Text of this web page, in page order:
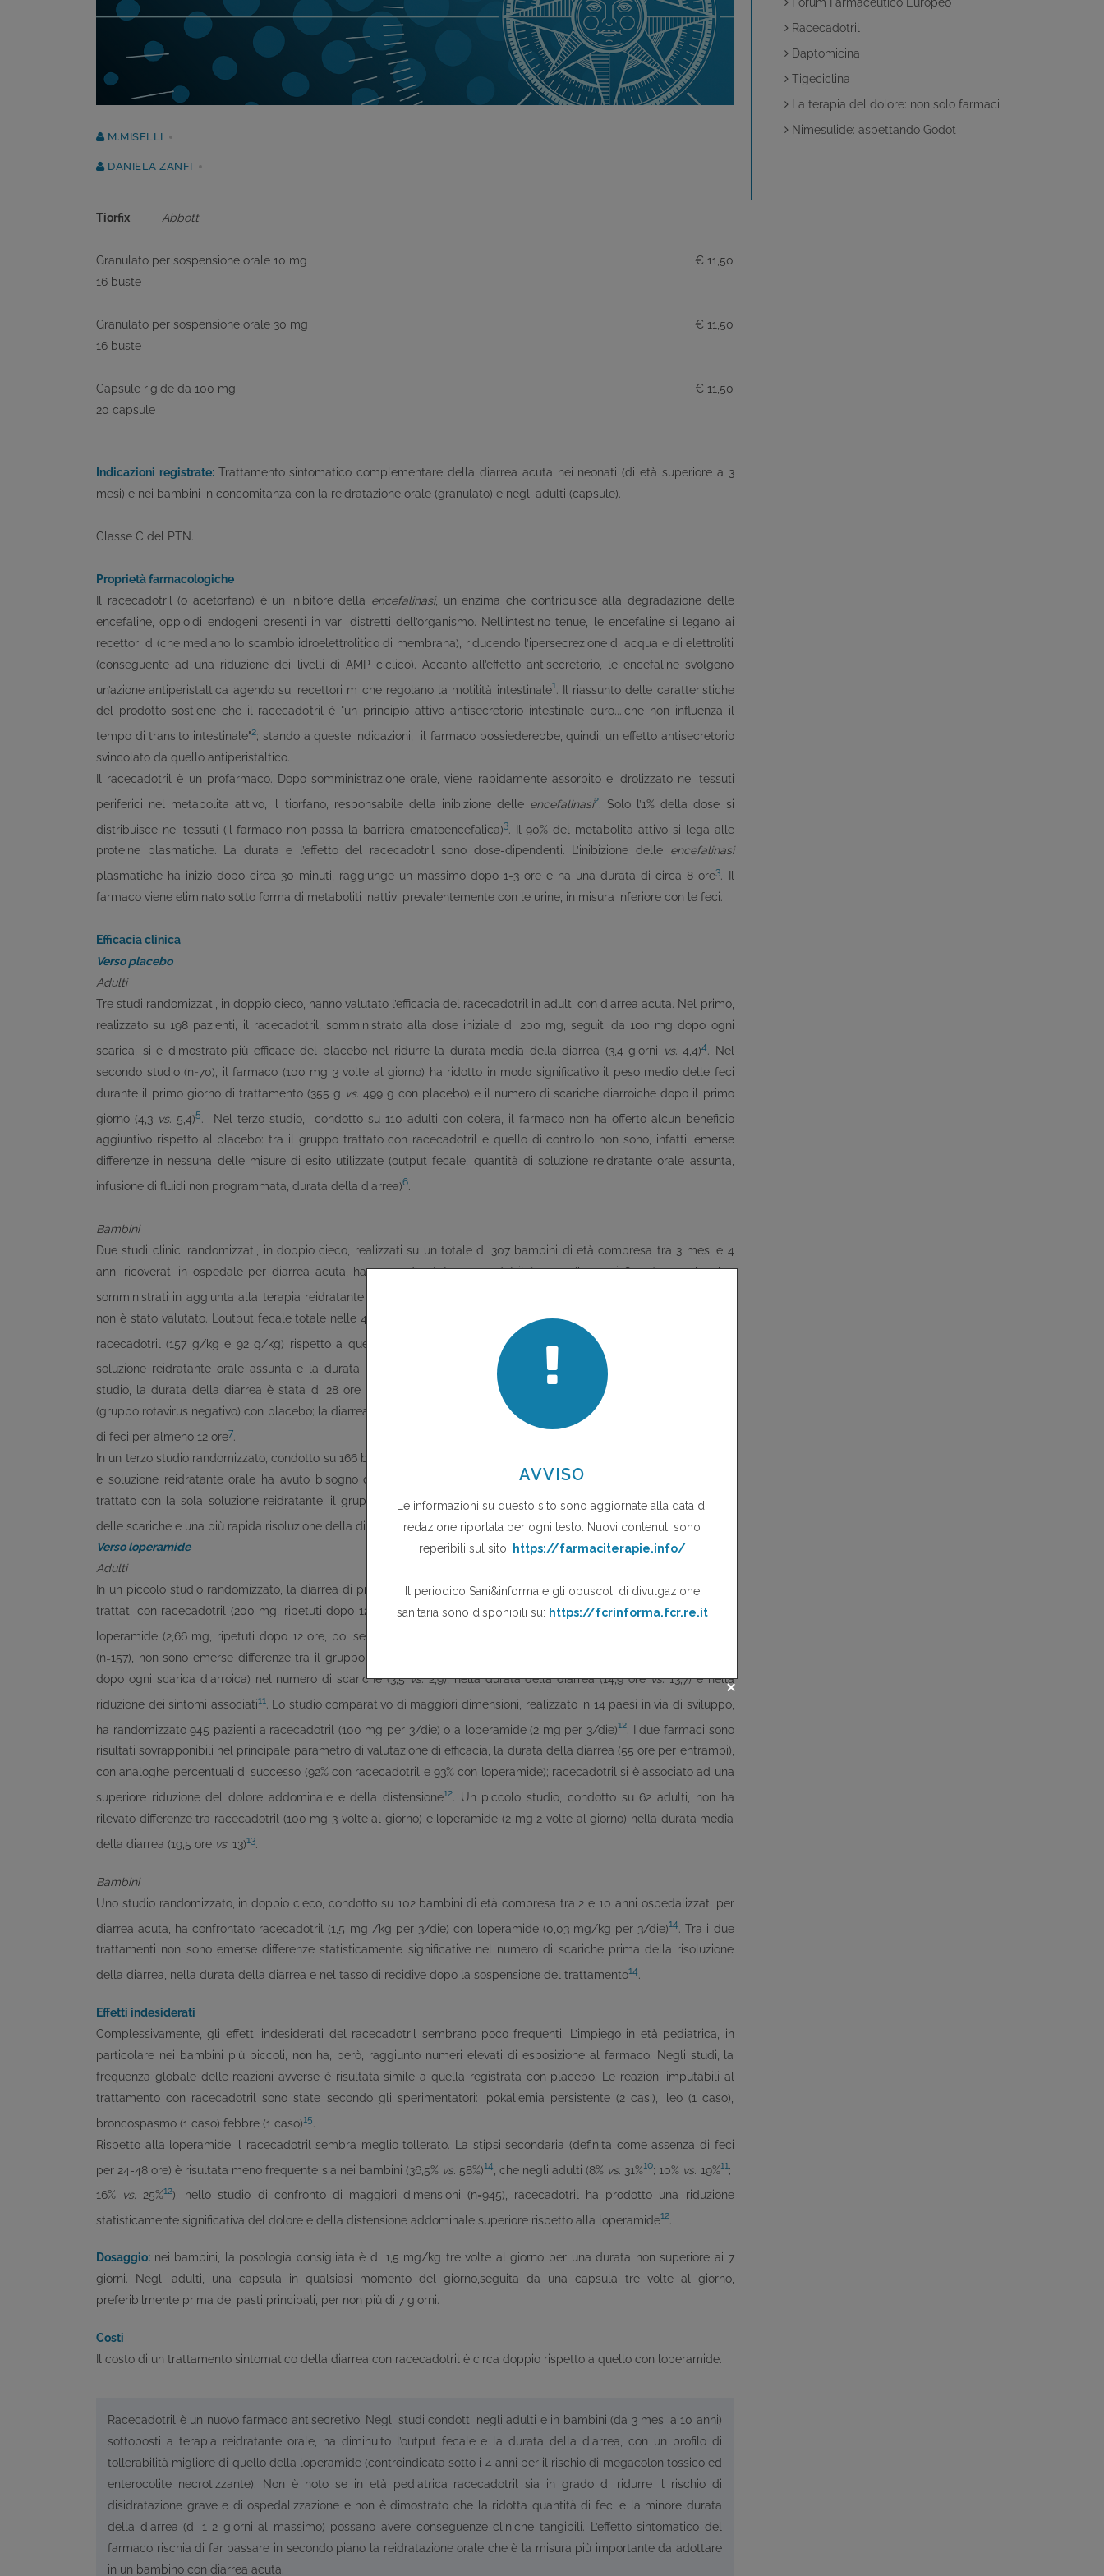
M.MISELLI
DANIELA ZANFI
Tiorfix Abbott
Granulato per sospensione orale 10 mg
16 buste
Granulato per sospensione orale 30 mg
16 buste
Capsule rigide da 100 mg
20 capsule
€ 11,50
€ 11,50
€ 11,50
Indicazioni registrate: Trattamento sintomatico complementare della diarrea acuta nei neonati (di età superiore a 3
mesi) e nei bambini in concomitanza con la reidratazione orale (granulato) e negli adulti (capsule).
Classe C del PTN.
Proprietà farmacologiche
Il racecadotril (o acetorfano) è un inibitore della encefalinasi, un enzima che contribuisce alla degradazione delle
encefaline, oppioidi endogeni presenti in vari distretti dell’organismo. Nell’intestino tenue, le encefaline si legano ai
recettori d (che mediano lo scambio idroelettrolitico di membrana), riducendo l’ipersecrezione di acqua e di elettroliti
(conseguente ad una riduzione dei livelli di AMP ciclico). Accanto all’effetto antisecretorio, le encefaline svolgono
un’azione antiperistaltica agendo sui recettori m che regolano la motilità intestinale1. Il riassunto delle caratteristiche
del prodotto sostiene che il racecadotril è "un principio attivo antisecretorio intestinale puro....che non influenza il
tempo di transito intestinale"2; stando a queste indicazioni, il farmaco possiederebbe, quindi, un effetto antisecretorio
svincolato da quello antiperistaltico.
Il racecadotril è un profarmaco. Dopo somministrazione orale, viene rapidamente assorbito e idrolizzato nei tessuti
periferici nel metabolita attivo, il tiorfano, responsabile della inibizione delle encefalinasi2. Solo l’1% della dose si
distribuisce nei tessuti (il farmaco non passa la barriera ematoencefalica)3. Il 90% del metabolita attivo si lega alle
proteine plasmatiche. La durata e l’effetto del racecadotril sono dose-dipendenti. L’inibizione delle encefalinasi
plasmatiche ha inizio dopo circa 30 minuti, raggiunge un massimo dopo 1-3 ore e ha una durata di circa 8 ore3. Il
farmaco viene eliminato sotto forma di metaboliti inattivi prevalentemente con le urine, in misura inferiore con le feci.
Efficacia clinica
Verso placebo
Adulti
Tre studi randomizzati, in doppio cieco, hanno valutato l’efficacia del racecadotril in adulti con diarrea acuta. Nel primo,
realizzato su 198 pazienti, il racecadotril, somministrato alla dose iniziale di 200 mg, seguiti da 100 mg dopo ogni
scarica, si è dimostrato più efficace del placebo nel ridurre la durata media della diarrea (3,4 giorni
vs. 4,4)4. Nel
secondo studio (n=70), il farmaco (100 mg 3 volte al giorno) ha ridotto in modo significativo il peso medio delle feci
durante il primo giorno di trattamento (355 g vs. 499 g con placebo) e il numero di scariche diarroiche dopo il primo
giorno (4,3 vs. 5,4)5. Nel terzo studio, condotto su 110 adulti con colera, il farmaco non ha offerto alcun beneficio
aggiuntivo rispetto al placebo: tra il gruppo trattato con racecadotril e quello di controllo non sono, infatti, emerse
differenze in nessuna delle misure di esito utilizzate (output fecale, quantità di soluzione reidratante orale assunta,
infusione di fluidi non programmata, durata della diarrea)6.
Bambini
Due studi clinici randomizzati, in doppio cieco, realizzati su un totale di 307 bambini di età compresa tra 3 mesi e 4
anni ricoverati in ospedale per diarrea acuta, hanno confrontato racecadotril (1,5 mg/kg ogni 8 ore) con placebo,
somministrati in aggiunta alla terapia reidratante orale
non è stato valutato. L’output fecale totale nelle 48 ore è risultato significativamente inferiore nel gruppo trattato con
racecadotril (157 g/kg e 92 g/kg) rispetto a quello trattato con placebo (331 g/kg e 170 g/kg)
soluzione reidratante orale assunta e la durata media della diarrea sono risultate anch’esse inferiori
studio, la durata della diarrea è stata di 28 ore con racecadotril contro 72 ore (gruppo rotavirus positivo) e 52 ore
(gruppo rotavirus negativo) con placebo; la diarrea veniva giudicata risolta dopo 2 scariche di feci normali o in assenza
di feci per almeno 12 ore7.
In un terzo studio randomizzato, condotto su 166 bambini dai 3 mesi ai 3 anni di età, il gruppo trattato con racecadotril
e soluzione reidratante orale ha avuto bisogno di un minor numero di visite mediche in 7 giorni rispetto a quello
trattato con la sola soluzione reidratante; il gruppo racecadotril si è associato anche ad una riduzione significativa
delle scariche e una più rapida risoluzione della diarrea, senza differenza nell’aumento di peso al giorno 7 .
Verso loperamide
Adulti
In un piccolo studio randomizzato, la diarrea di presunta origine infettiva è terminata dopo circa 2 giorni nei 37 adulti
trattati con racecadotril (200 mg, ripetuti dopo 12 ore, poi seguiti da 300 mg sino a risoluzione) e nei 32 trattati con
loperamide (2,66 mg, ripetuti dopo 12 ore, poi seguiti da 4 mg sino a risoluzione)
(n=157), non sono emerse differenze tra il gruppo racecadotril (100 mg 3 volte al giorno) e quello loperamide (2 mg
dopo ogni scarica diarroica) nel numero di scariche (3,5vs.2,9), nella durata della diarrea (14,9 orevs.13,7) e nella
riduzione dei sintomi associati11. Lo studio comparativo di maggiori dimensioni, realizzato in 14 paesi in via di sviluppo,
ha randomizzato 945 pazienti a racecadotril (100 mg per 3/die) o a loperamide (2 mg per 3/die)12. I due farmaci sono
risultati sovrapponibili nel principale parametro di valutazione di efficacia, la durata della diarrea (55 ore per entrambi),
con analoghe percentuali di successo (92% con racecadotril e 93% con loperamide); racecadotril si è associato ad una
superiore riduzione del dolore addominale e della distensione12. Un piccolo studio, condotto su 62 adulti, non ha
rilevato differenze tra racecadotril (100 mg 3 volte al giorno) e loperamide (2 mg 2 volte al giorno) nella durata media
della diarrea (19,5 ore vs. 13)13.
Bambini
Uno studio randomizzato, in doppio cieco, condotto su 102 bambini di età compresa tra 2 e 10 anni ospedalizzati per
diarrea acuta, ha confrontato racecadotril (1,5 mg /kg per 3/die) con loperamide (0,03 mg/kg per 3/die)14
. Tra i due
trattamenti non sono emerse differenze statisticamente significative nel numero di scariche prima della risoluzione
della diarrea, nella durata della diarrea e nel tasso di recidive dopo la sospensione del trattamento14.
Effetti indesiderati
Complessivamente, gli effetti indesiderati del racecadotril sembrano poco frequenti. L’impiego in età pediatrica, in
particolare nei bambini più piccoli, non ha, però, raggiunto numeri elevati di esposizione al farmaco. Negli studi, la
frequenza globale delle reazioni avverse è risultata simile a quella registrata con placebo. Le reazioni imputabili al
trattamento con racecadotril sono state secondo gli sperimentatori: ipokaliemia persistente (2 casi), ileo (1 caso),
broncospasmo (1 caso) febbre (1 caso)15.
Rispetto alla loperamide il racecadotril sembra meglio tollerato. La stipsi secondaria (definita come assenza di feci
per 24-48 ore) è risultata meno frequente sia nei bambini (36,5% vs. 58%)14 , che negli adulti (8% vs. 31%10; 10% vs. 19%11;
16%
vs. 25%12); nello studio di confronto di maggiori dimensioni (n=945), racecadotril ha prodotto una riduzione
statisticamente significativa del dolore e della distensione addominale superiore rispetto alla loperamide12.
Dosaggio: nei bambini, la posologia consigliata è di 1,5 mg/kg tre volte al giorno per una durata non superiore ai 7
giorni. Negli adulti, una capsula in qualsiasi momento del giorno,seguita da una capsula tre volte al giorno,
preferibilmente prima dei pasti principali, per non più di 7 giorni.
Costi
Il costo di un trattamento sintomatico della diarrea con racecadotril è circa doppio rispetto a quello con loperamide.
Racecadotril è un nuovo farmaco antisecretivo. Negli studi condotti negli adulti e in bambini (da 3 mesi a 10 anni)
sottoposti a terapia reidratante orale, ha diminuito l’output fecale e la durata della diarrea, con un profilo di
tollerabilità migliore di quello della loperamide (controindicata sotto i 4 anni per il rischio di megacolon tossico ed
enterocolite necrotizzante). Non è noto se in età pediatrica racecadotril sia in grado di ridurre il rischio di
disidratazione grave e di ospedalizzazione e non è dimostrato che la ridotta quantità di feci e la minore durata
della diarrea (di 1-2 giorni al massimo) possano avere conseguenze cliniche tangibili. L’effetto sintomatico del
farmaco rischia di far passare in secondo piano la reidratazione orale che è la misura più importante da adottare
in un bambino con diarrea acuta.
Racecadotril
Daptomicina
Tigeciclina
La terapia del dolore: non solo farmaci
Nimesulide: aspettando Godot